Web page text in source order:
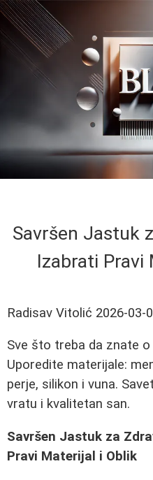
Savršen Jastuk
Izabrati Pravi
Radisav Vitolić 2026-03-
Sve što treba da znate
Uporedite materijale:
perje, silikon i vuna.
vratu i kvalitetan san.
Savršen Jastuk za
Pravi Materijal i Oblik